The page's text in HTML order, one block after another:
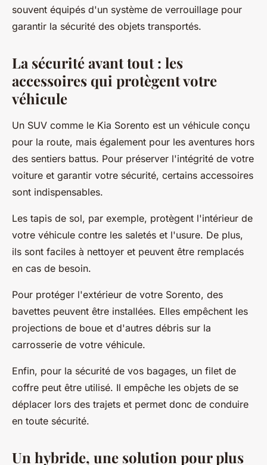
souvent équipés d'un système de verrouillage pour
garantir la sécurité des objets transportés.
La sécurité avant tout : les
accessoires qui protègent votre
véhicule
Un SUV comme le Kia Sorento est un véhicule conçu
pour la route, mais également pour les aventures hors
des sentiers battus. Pour préserver l'intégrité de votre
voiture et garantir votre sécurité, certains accessoires
sont indispensables.
Les tapis de sol, par exemple, protègent l'intérieur de
votre véhicule contre les saletés et l'usure. De plus,
ils sont faciles à nettoyer et peuvent être remplacés
en cas de besoin.
Pour protéger l'extérieur de votre Sorento, des
bavettes peuvent être installées. Elles empêchent les
projections de boue et d'autres débris sur la
carrosserie de votre véhicule.
Enfin, pour la sécurité de vos bagages, un filet de
coffre peut être utilisé. Il empêche les objets de se
déplacer lors des trajets et permet donc de conduire
en toute sécurité.
Un hybride, une solution pour plus